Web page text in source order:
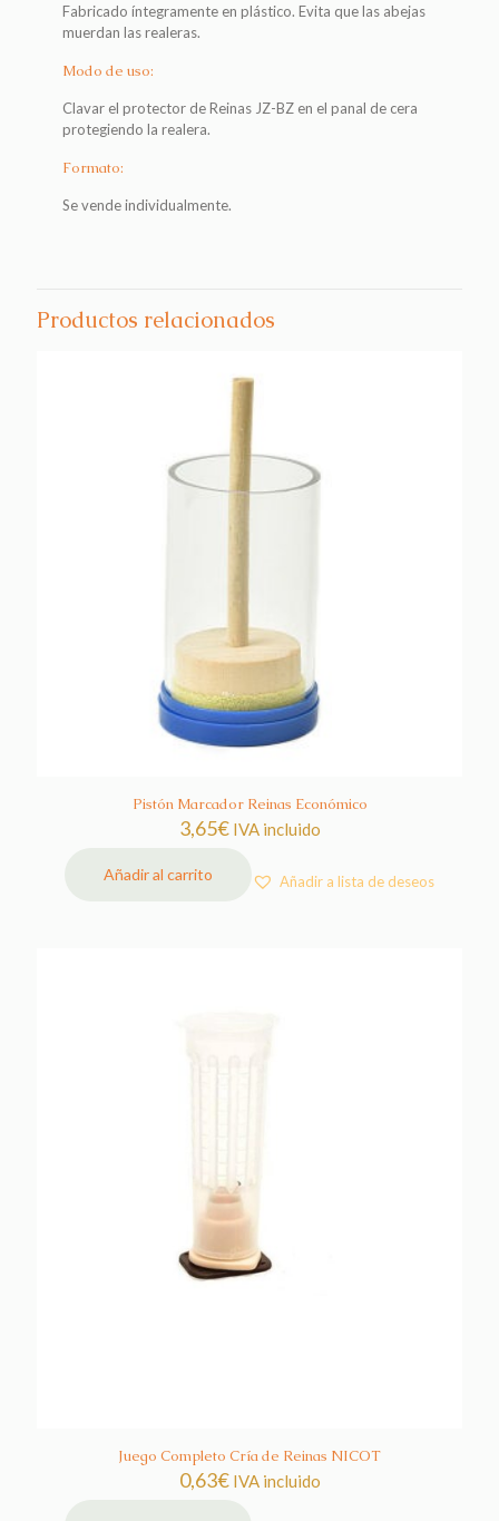
Fabricado íntegramente en plástico. Evita que las abejas
muerdan las realeras.
Modo de uso:
Clavar el protector de Reinas JZ-BZ en el panal de cera
protegiendo la realera.
Formato:
Se vende individualmente.
Productos relacionados
Pistón Marcador Reinas Económico
3,65€ IVA incluido
Añadir al carrito Añadir a lista de deseos
Juego Completo Cría de Reinas NICOT
0,63€ IVA incluido